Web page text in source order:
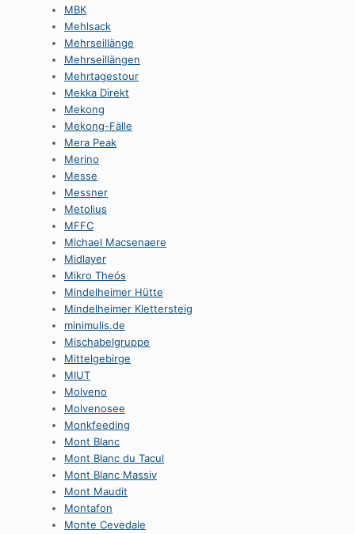
MBK
Mehlsack
Mehrseillänge
Mehrseillängen
Mehrtagestour
Mekka Direkt
Mekong
Mekong-Fälle
Mera Peak
Merino
Messe
Messner
Metolius
MFFC
Michael Macsenaere
Midlayer
Mikro Theós
Mindelheimer Hütte
Mindelheimer Klettersteig
minimulis.de
Mischabelgruppe
Mittelgebirge
MIUT
Molveno
Molvenosee
Monkfeeding
Mont Blanc
Mont Blanc du Tacul
Mont Blanc Massiv
Mont Maudit
Montafon
Monte Cevedale